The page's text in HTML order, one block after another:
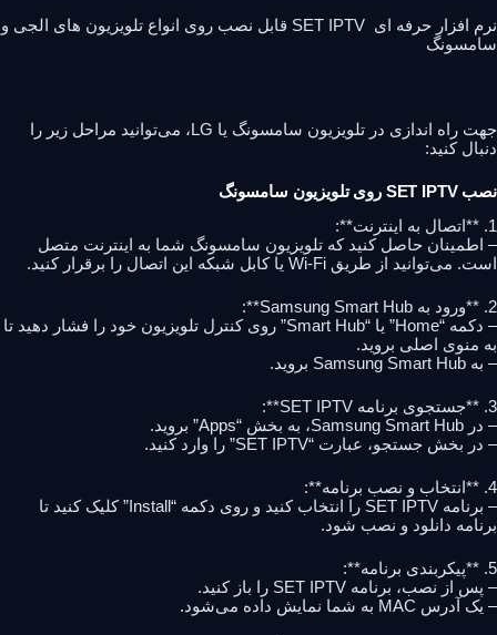
نرم افزار حرفه ای SET IPTV قابل نصب روی انواع تلویزیون های الجی و
سامسونگ
جهت راه اندازی در تلویزیون سامسونگ یا LG، می‌توانید مراحل زیر را
دنبال کنید:
نصب SET IPTV روی تلویزیون سامسونگ
1. **اتصال به اینترنت**:
– اطمینان حاصل کنید که تلویزیون سامسونگ شما به اینترنت متصل
است. می‌توانید از طریق Wi-Fi یا کابل شبکه این اتصال را برقرار کنید.
2. **ورود به Samsung Smart Hub**:
– دکمه “Home” یا “Smart Hub” روی کنترل تلویزیون خود را فشار دهید تا
به منوی اصلی بروید.
– به Samsung Smart Hub بروید.
3. **جستجوی برنامه SET IPTV**:
– در Samsung Smart Hub، به بخش “Apps” بروید.
– در بخش جستجو، عبارت “SET IPTV” را وارد کنید.
4. **انتخاب و نصب برنامه**:
– برنامه SET IPTV را انتخاب کنید و روی دکمه “Install” کلیک کنید تا
برنامه دانلود و نصب شود.
5. **پیکربندی برنامه**:
– پس از نصب، برنامه SET IPTV را باز کنید.
– یک آدرس MAC به شما نمایش داده می‌شود.